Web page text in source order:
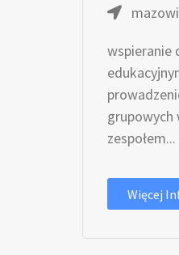
wspieranie
grupowych
zespołem...
Więcej